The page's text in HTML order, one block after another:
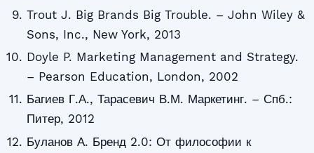
Trout J. Big Brands Big Trouble. – John Wiley &
Sons, Inc., New York, 2013
Doyle P. Marketing Management and Strategy.
– Pearson Education, London, 2002
Багиев Г.А., Тарасевич В.М. Маркетинг. – Спб.:
Питер, 2012
Буланов А. Бренд 2.0: От философии к